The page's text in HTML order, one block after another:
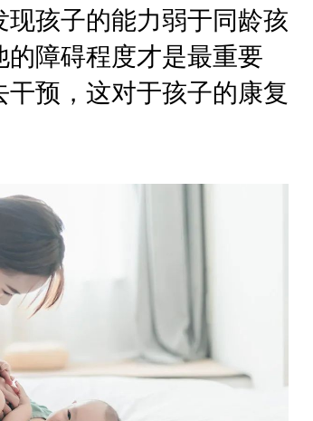
孩子的能力弱于同龄孩
障碍程度才是最重要
预，这对于孩子的康复